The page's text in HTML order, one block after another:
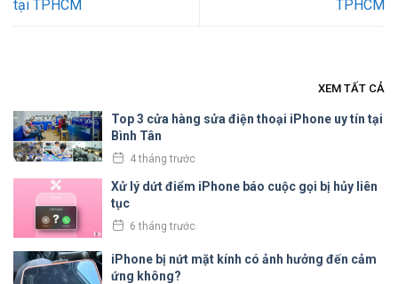
tại TPHCM
TPHCM
XEM TẤT CẢ
Top 3 cửa hàng sửa điện thoại iPhone uy tín tại
Bình Tân
4 tháng trước
Xử lý dứt điểm iPhone báo cuộc gọi bị hủy liên
tục
6 tháng trước
iPhone bị nứt mặt kính có ảnh hưởng đến cảm
ứng không?